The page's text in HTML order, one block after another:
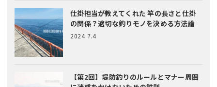
仕掛担当が教えてくれた竿の長さと仕掛
の関係？適切な釣りモノを決める方法論
2024.7.4
【第2回】堤防釣りのルールとマナー周囲